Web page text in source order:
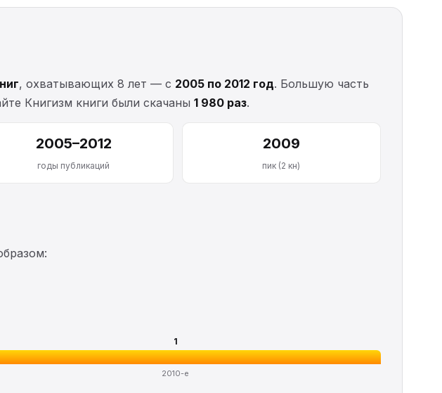
, охватывающих 8 лет — с 2005 по 2012 год. Большую часть
Книгизм книги были скачаны 1 980 раз.
2005–2012
годы публикаций
2009
пик (2 кн)
1
2010-е